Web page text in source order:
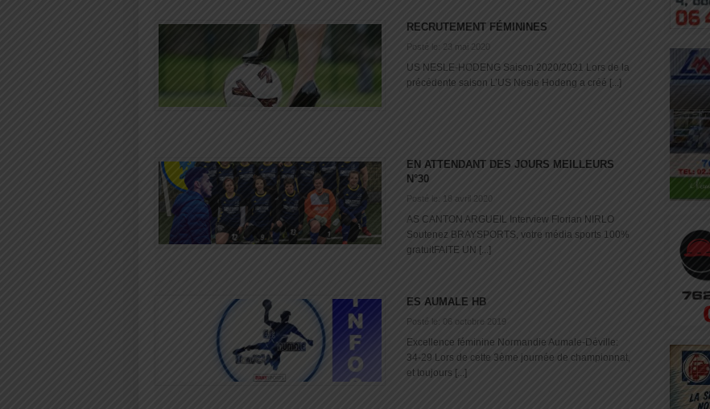
RECRUTEMENT FÉMININES
Posté le: 23 mai 2020
US NESLE-HODENG Saison 2020/2021 Lors de la
précédente saison L’US Nesle Hodeng a créé [...]
EN ATTENDANT DES JOURS MEILLEURS
N°30
Posté le: 18 avril 2020
AS CANTON ARGUEIL Interview Florian NIRLO
Soutenez BRAYSPORTS, votre média sports 100%
gratuitFAITE UN [...]
ES AUMALE HB
Posté le: 06 octobre 2019
Excellence féminine Normandie Aumale-Déville:
34-29 Lors de cette 3ème journée de championnat,
et toujours [...]